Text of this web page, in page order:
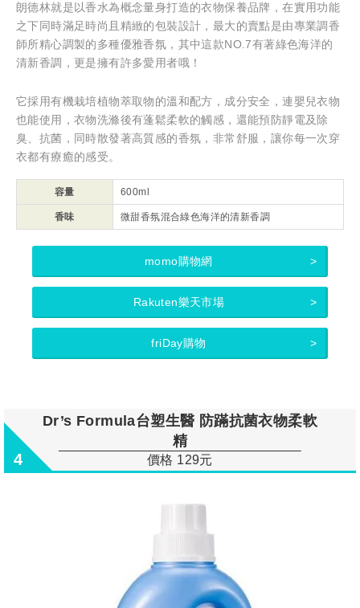
朗德林就是以香水為概念量身打造的衣物保養品牌，在實用功能
之下同時滿足時尚且精緻的包裝設計，最大的賣點是由專業調香
師所精心調製的多種優雅香氛，其中這款NO.7有著綠色海洋的
清新香調，更是擁有許多愛用者哦！
它採用有機栽培植物萃取物的溫和配方，成分安全，連嬰兒衣物
也能使用，衣物洗滌後有蓬鬆柔軟的觸感，還能預防靜電及除
臭、抗菌，同時散發著高質感的香氛，非常舒服，讓你每一次穿
衣都有療癒的感受。
容量 600ml
香味 微甜香氛混合綠色海洋的清新香調
momo購物網
Rakuten樂天市場
friDay購物
4
Dr’s Formula台塑生醫 防蹣抗菌衣物柔軟
精
價格 129元